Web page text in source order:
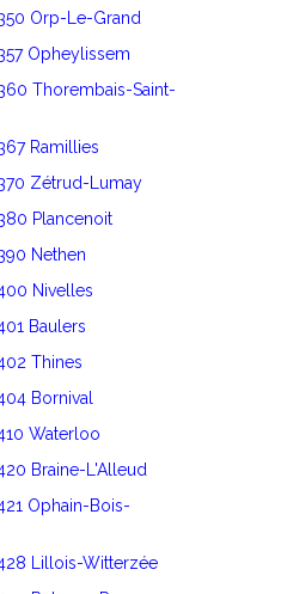
Orp-Le-Grand
Opheylissem
Thorembais-Saint-
Ramillies
Zétrud-Lumay
Plancenoit
Nethen
Nivelles
Baulers
Thines
Bornival
Waterloo
Braine-L'Alleud
Ophain-Bois-
Lillois-Witterzée